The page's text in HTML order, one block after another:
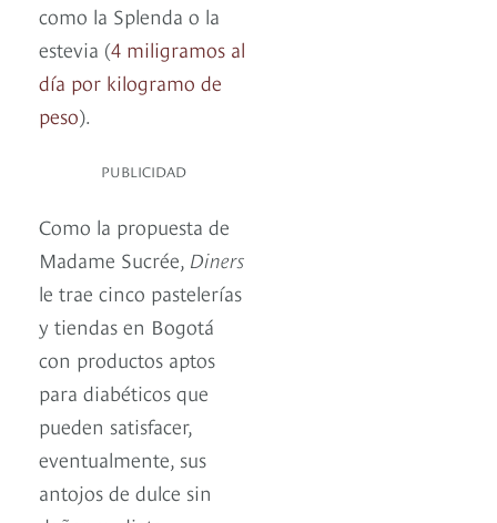
como la Splenda o la
estevia (4 miligramos al
día por kilogramo de
peso).
PUBLICIDAD
Como la propuesta de
Madame Sucrée, Diners
le trae cinco pastelerías
y tiendas en Bogotá
con productos aptos
para diabéticos que
pueden satisfacer,
eventualmente, sus
antojos de dulce sin